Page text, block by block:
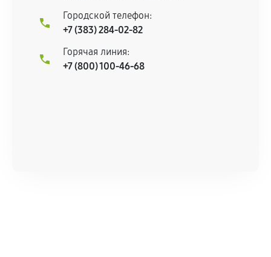
продавца. За качество сторонних деталей
сервисный центр ответственности не несет.
Городской телефон:
+7 (383) 284-02-82
Горячая линия:
+7 (800) 100-46-68